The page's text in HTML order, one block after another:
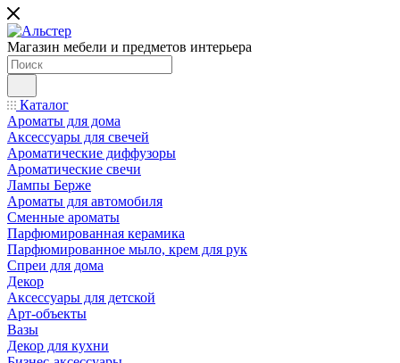
Магазин мебели и предметов интерьера
Каталог
Ароматы для дома
Аксессуары для свечей
Ароматические диффузоры
Ароматические свечи
Лампы Берже
Ароматы для автомобиля
Сменные ароматы
Парфюмированная керамика
Парфюмированное мыло, крем для рук
Спреи для дома
Декор
Аксессуары для детской
Арт-объекты
Вазы
Декор для кухни